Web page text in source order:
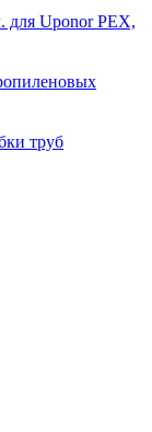
для Uponor PEX,
труб